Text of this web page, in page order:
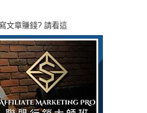
文章賺錢? 請看這